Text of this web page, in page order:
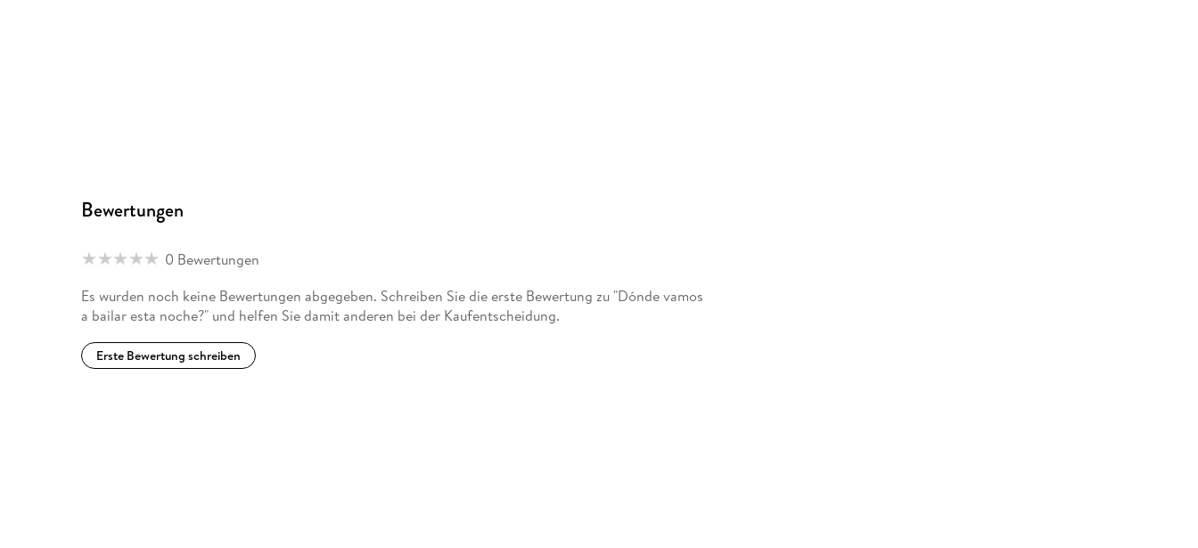
Bewertungen
0 Bewertungen
Es wurden noch keine Bewertungen abgegeben. Schreiben Sie die erste Bewertung zu "Dónde vamos
a bailar esta noche?" und helfen Sie damit anderen bei der Kaufentscheidung.
Erste Bewertung schreiben